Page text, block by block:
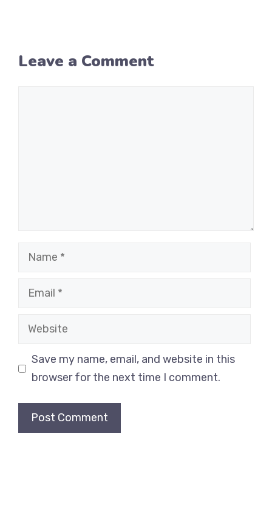
Leave a Comment
Name
Email
Website
Save my name, email, and website in this
browser for the next time I comment.